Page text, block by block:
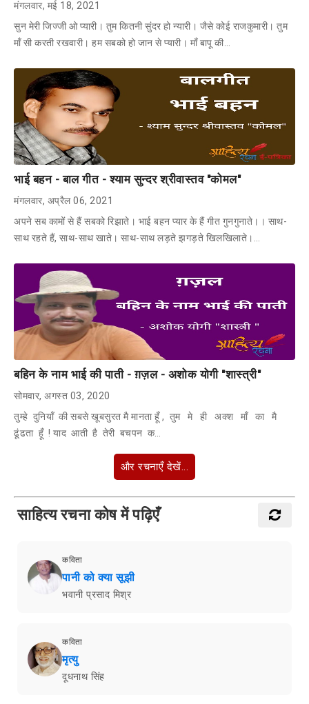
मंगलवार, मई 18, 2021
सुन मेरी जिज्जी ओ प्यारी। तुम कितनी सुंदर हो न्यारी। जैसे कोई राजकुमारी। तुम
माँ सी करती रखवारी। हम सबको हो जान से प्यारी। माँ बापू की…
भाई बहन - बाल गीत - श्याम सुन्दर श्रीवास्तव "कोमल"
मंगलवार, अप्रैल 06, 2021
अपने सब कामों से हैं सबको रिझाते। भाई बहन प्यार के हैं गीत गुनगुनाते।। साथ-
साथ रहते हैं, साथ-साथ खाते। साथ-साथ लड़ते झगड़ते खिलखिलाते।…
बहिन के नाम भाई की पाती - ग़ज़ल - अशोक योगी "शास्त्री"
सोमवार, अगस्त 03, 2020
तुम्हे दुनियाँ की सबसे खूबसुरत मै मानता हूँ , तुम मे ही अक्श माँ का मै
ढूंढता हूँ ! याद आती है तेरी बचपन क…
और रचनाएँ देखें...
साहित्य रचना कोष में पढ़िएँ
कविता
पानी को क्या सूझी
भवानी प्रसाद मिश्र
कविता
मृत्यु
दूधनाथ सिंह